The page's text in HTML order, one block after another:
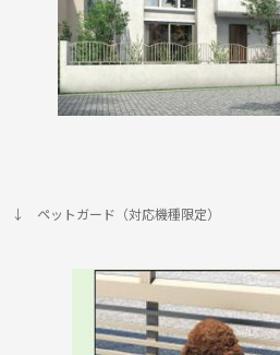
↓ ペットガード（対応機種限定）